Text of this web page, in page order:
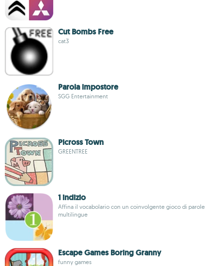
Cut Bombs Free
cat3
Parola impostore
SGG Entertainment
Picross Town
GREENTREE
1 indizio
Affina il vocabolario con un coinvolgente gioco di parole
multilingue
Escape Games Boring Granny
funny games